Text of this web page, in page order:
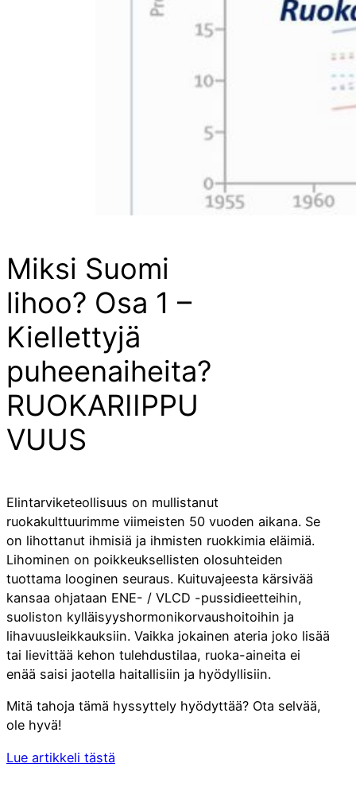
Miksi Suomi
lihoo? Osa 1 –
Kiellettyjä
puheenaiheita?
RUOKARIIPPU
VUUS
Elintarviketeollisuus on mullistanut
ruokakulttuurimme viimeisten 50 vuoden aikana. Se
on lihottanut ihmisiä ja ihmisten ruokkimia eläimiä.
Lihominen on poikkeuksellisten olosuhteiden
tuottama looginen seuraus. Kuituvajeesta kärsivää
kansaa ohjataan ENE- / VLCD -pussidieetteihin,
suoliston kylläisyyshormonikorvaushoitoihin ja
lihavuusleikkauksiin. Vaikka jokainen ateria joko lisää
tai lievittää kehon tulehdustilaa, ruoka-aineita ei
enää saisi jaotella haitallisiin ja hyödyllisiin.
Mitä tahoja tämä hyssyttely hyödyttää? Ota selvää,
ole hyvä!
Lue artikkeli tästä